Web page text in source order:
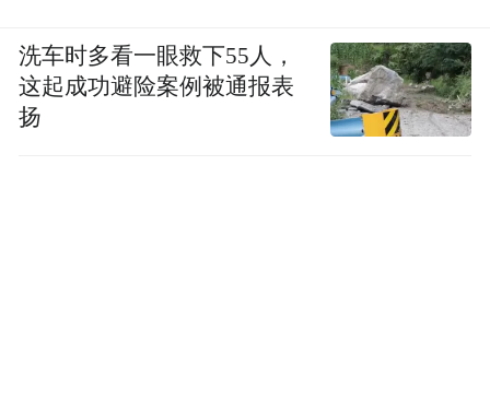
洗车时多看一眼救下55人，
这起成功避险案例被通报表
扬